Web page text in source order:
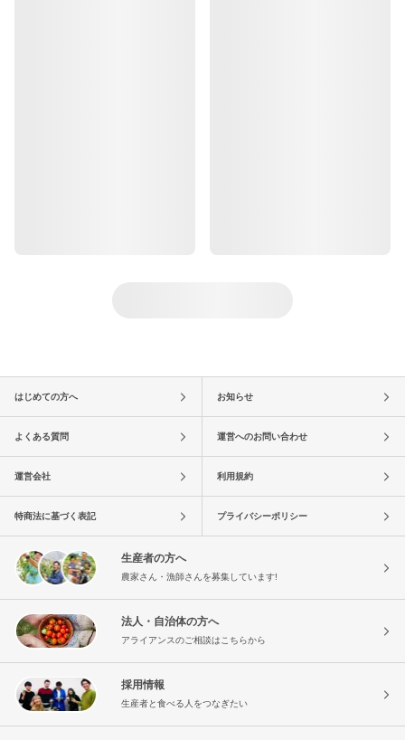
はじめての方へ お知らせ
よくある質問 運営へのお問い合わせ
運営会社 利用規約
特商法に基づく表記 プライバシーポリシー
生産者の方へ
農家さん・漁師さんを募集しています!
法人・自治体の方へ
アライアンスのご相談はこちらから
採用情報
生産者と食べる人をつなぎたい